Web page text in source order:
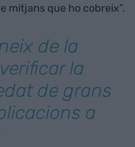
mitjans que ho cobreix”.
de la
la
de grans
a